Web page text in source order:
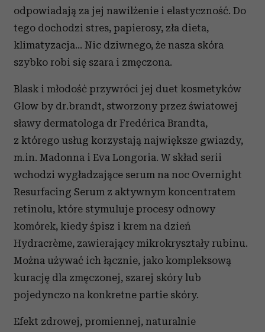
odpowiadają za jej nawilżenie i elastyczność. Do
tego dochodzi stres, papierosy, zła dieta,
klimatyzacja… Nic dziwnego, że nasza skóra
szybko robi się szara i zmęczona.
Blask i młodość przywróci jej duet kosmetyków
Glow by dr.brandt, stworzony przez światowej
sławy dermatologa dr Fredérica Brandta,
z którego usług korzystają największe gwiazdy,
m.in. Madonna i Eva Longoria. W skład serii
wchodzi wygładzające serum na noc Overnight
Resurfacing Serum z aktywnym koncentratem
retinolu, które stymuluje procesy odnowy
komórek, kiedy śpisz i krem na dzień
Hydracrème, zawierający mikrokryształy rubinu.
Można używać ich łącznie, jako kompleksową
kurację dla zmęczonej, szarej skóry lub
pojedynczo na konkretne partie skóry.
Efekt zdrowej, promiennej, naturalnie